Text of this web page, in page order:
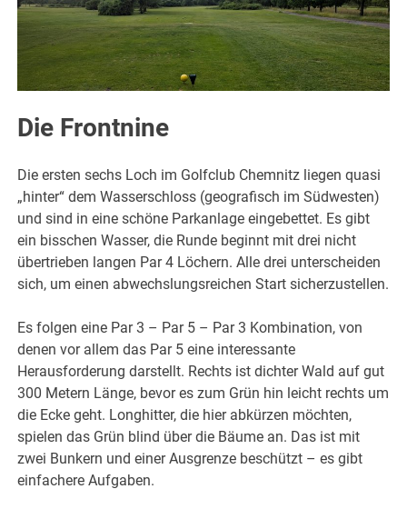
Die Frontnine
Die ersten sechs Loch im Golfclub Chemnitz liegen quasi
„hinter“ dem Wasserschloss (geografisch im Südwesten)
und sind in eine schöne Parkanlage eingebettet. Es gibt
ein bisschen Wasser, die Runde beginnt mit drei nicht
übertrieben langen Par 4 Löchern. Alle drei unterscheiden
sich, um einen abwechslungsreichen Start sicherzustellen.
Es folgen eine Par 3 – Par 5 – Par 3 Kombination, von
denen vor allem das Par 5 eine interessante
Herausforderung darstellt. Rechts ist dichter Wald auf gut
300 Metern Länge, bevor es zum Grün hin leicht rechts um
die Ecke geht. Longhitter, die hier abkürzen möchten,
spielen das Grün blind über die Bäume an. Das ist mit
zwei Bunkern und einer Ausgrenze beschützt – es gibt
einfachere Aufgaben.